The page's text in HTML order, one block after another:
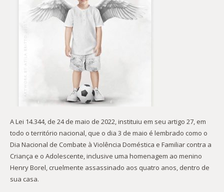
A Lei 14.344, de 24 de maio de 2022, instituiu em seu artigo 27, em
todo o território nacional, que o dia 3 de maio é lembrado como o
Dia Nacional de Combate à Violência Doméstica e Familiar contra a
Criança e o Adolescente, inclusive uma homenagem ao menino
Henry Borel, cruelmente assassinado aos quatro anos, dentro de
sua casa.